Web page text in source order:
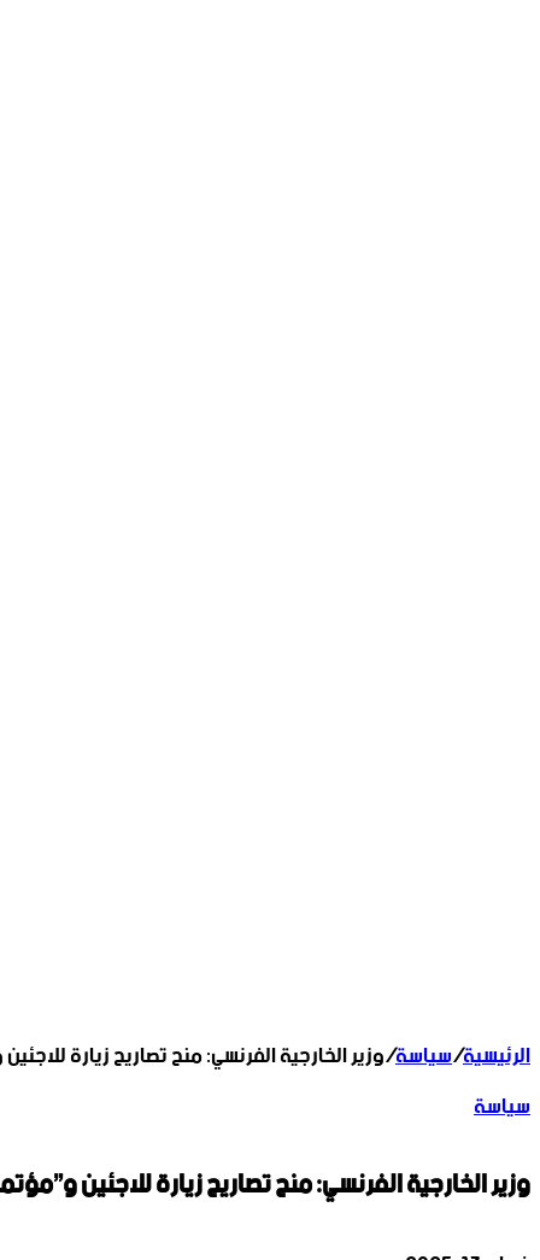
الرئيسية/سياسة/وزير الخارجية الفرنسي: منح تصاريح زيارة
سياسة
وزير الخارجية الفرنسي: منح تصاريح زيارة للاجئين